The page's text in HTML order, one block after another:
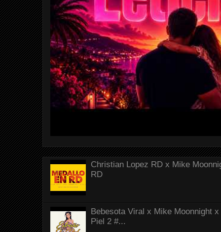
Christian Lopez RD x Mike
RD
Bebesota Viral x Mike Moonnight
Piel 2 #...